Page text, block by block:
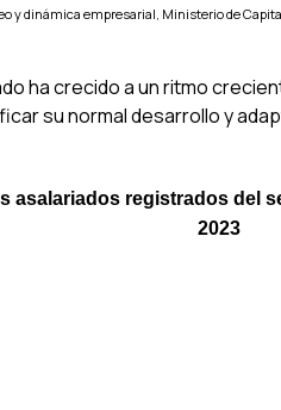
y dinámica empresarial, Ministerio de
ha crecido a un ritmo
su normal desarrollo y
asalariados registrados del
2023